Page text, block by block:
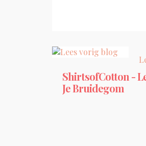
ShirtsofCotton -
Je Bruidegom